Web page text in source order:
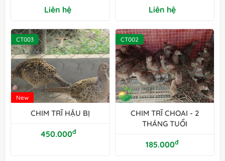
Liên hệ Liên hệ
CT003
New
CHIM TRĨ HẬU BỊ
450.000đ
CT002
CHIM TRĨ CHOAI - 2
THÁNG TUỔI
185.000đ